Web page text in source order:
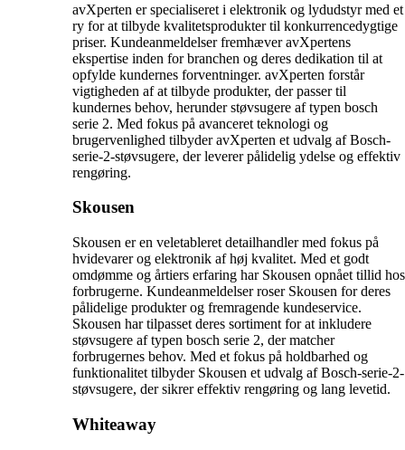
avXperten er specialiseret i elektronik og lydudstyr med et
ry for at tilbyde kvalitetsprodukter til konkurrencedygtige
priser. Kundeanmeldelser fremhæver avXpertens
ekspertise inden for branchen og deres dedikation til at
opfylde kundernes forventninger. avXperten forstår
vigtigheden af at tilbyde produkter, der passer til
kundernes behov, herunder støvsugere af typen bosch
serie 2. Med fokus på avanceret teknologi og
brugervenlighed tilbyder avXperten et udvalg af Bosch-
serie-2-støvsugere, der leverer pålidelig ydelse og effektiv
rengøring.
Skousen
Skousen er en veletableret detailhandler med fokus på
hvidevarer og elektronik af høj kvalitet. Med et godt
omdømme og årtiers erfaring har Skousen opnået tillid hos
forbrugerne. Kundeanmeldelser roser Skousen for deres
pålidelige produkter og fremragende kundeservice.
Skousen har tilpasset deres sortiment for at inkludere
støvsugere af typen bosch serie 2, der matcher
forbrugernes behov. Med et fokus på holdbarhed og
funktionalitet tilbyder Skousen et udvalg af Bosch-serie-2-
støvsugere, der sikrer effektiv rengøring og lang levetid.
Whiteaway